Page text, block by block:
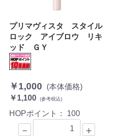
プリマヴィスタ スタイル
ロック アイブロウ リキ
ッド ＧＹ
￥1,000
(本体価格)
￥1,100
(参考税込)
HOPポイント： 100
－ ＋